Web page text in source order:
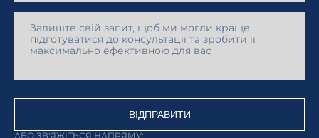
ВІДПРАВИТИ
АБО ЗВ'ЯЖІТЬСЯ НАПРЯМУ: